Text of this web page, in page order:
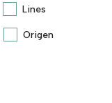
Lines
Origen